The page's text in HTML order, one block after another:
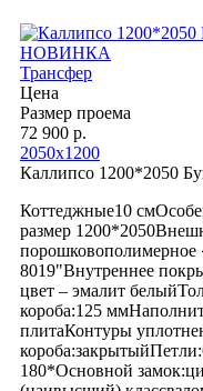
Трансфер
Цена
Размер проема
72 900 р.
2050х1200
Каллипсо 1200*2050
Коттеджные10
размер
8019"Внутреннее
цвет – эмалит
короба:125
плитаКонтуры
180*Основной